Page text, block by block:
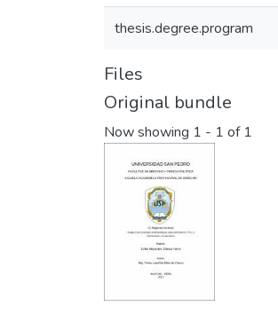
thesis.degree.program
Files
Original bundle
Now showing 1 - 1 of 1